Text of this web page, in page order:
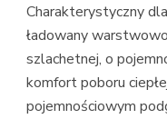
Charakterystyczny
ładowany
szlachetnej, o
komfort poboru
pojemnościowym